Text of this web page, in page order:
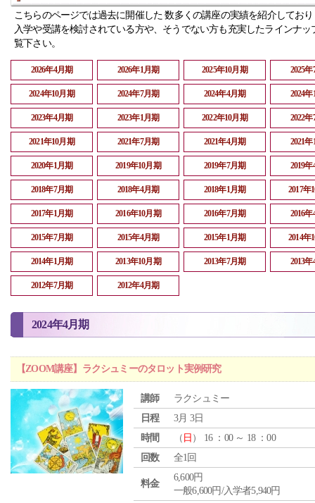
こちらのページでは過去に開催した 数多くの講座の実績を紹介してお
入学や受講を検討されている方や、そうでない方も充実したラインナッ
覧下さい。
2026年4月期 2026年1月期 2025年10月期 2025
2024年10月期 2024年7月期 2024年4月期 2024
2023年4月期 2023年1月期 2022年10月期 2022
2021年10月期 2021年7月期 2021年4月期 2021
2020年1月期 2019年10月期 2019年7月期 2019
2018年7月期 2018年4月期 2018年1月期 2017年
2017年1月期 2016年10月期 2016年7月期 2016
2015年7月期 2015年4月期 2015年1月期 2014年
2014年1月期 2013年10月期 2013年7月期 2013
2012年7月期 2012年4月期
2024年4月期
【ZOOM講座】ラクシュミーのタロット実例研究
講師
ラクシュミー
日程
3月 3日
時間
（ 日 ） 16 ：00 ～ 18 ：00
回数
全1回
料金
6,600円
一般6,600円/入学者5,940円